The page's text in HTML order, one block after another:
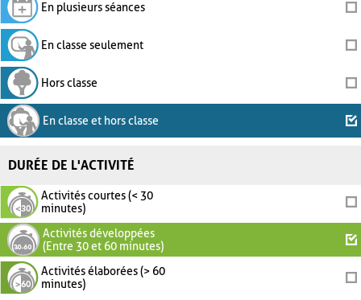
En plusieurs séances
En classe seulement
Hors classe
En classe et hors classe
DURÉE DE L'ACTIVITÉ
Activités courtes (< 30
minutes)
Activités développées
(Entre 30 et 60 minutes)
Activités élaborées (> 60
minutes)